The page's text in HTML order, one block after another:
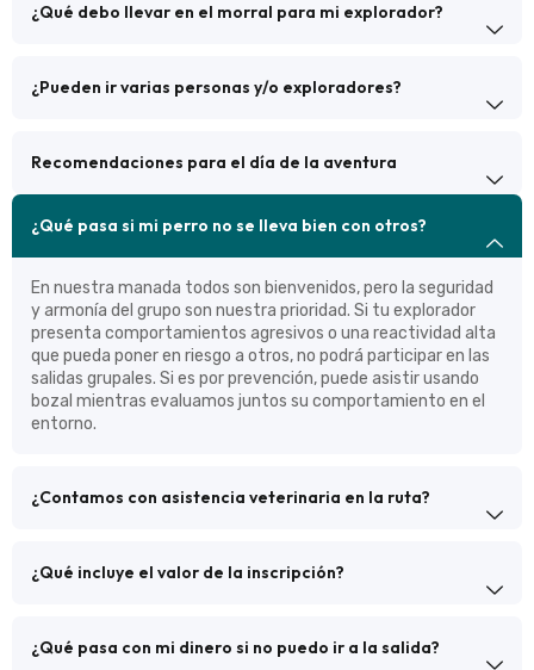
¿Qué debo llevar en el morral para mi explorador?
¿Pueden ir varias personas y/o exploradores?
Recomendaciones para el día de la aventura
¿Qué pasa si mi perro no se lleva bien con otros?
En nuestra manada todos son bienvenidos, pero la seguridad
y armonía del grupo son nuestra prioridad. Si tu explorador
presenta comportamientos agresivos o una reactividad alta
que pueda poner en riesgo a otros, no podrá participar en las
salidas grupales. Si es por prevención, puede asistir usando
bozal mientras evaluamos juntos su comportamiento en el
entorno.
¿Contamos con asistencia veterinaria en la ruta?
¿Qué incluye el valor de la inscripción?
¿Qué pasa con mi dinero si no puedo ir a la salida?